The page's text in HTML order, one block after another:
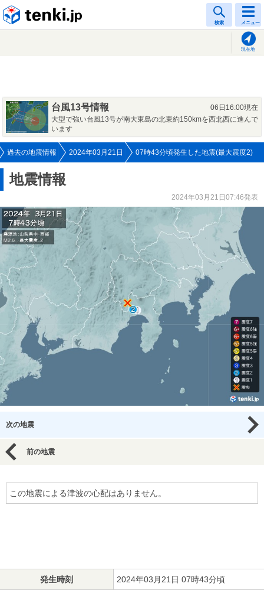
検索 メニュー
現在地
台風13号情報
06日16:00現在
大型で強い台風13号が南大東島の北東約150kmを西北西に進んで
います
過去の地震情報 2024年03月21日 07時43分頃発生した地震(最大震度2)
地震情報
2024年03月21日07:46発表
次の地震
前の地震
この地震による津波の心配はありません。
発生時刻 2024年03月21日 07時43分頃